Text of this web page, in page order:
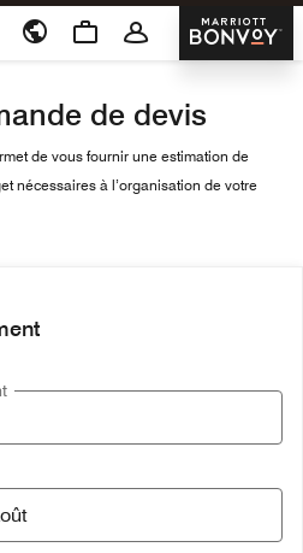
Marriott
de devis
de vous fournir une estimation de
nécessaires à l’organisation de votre